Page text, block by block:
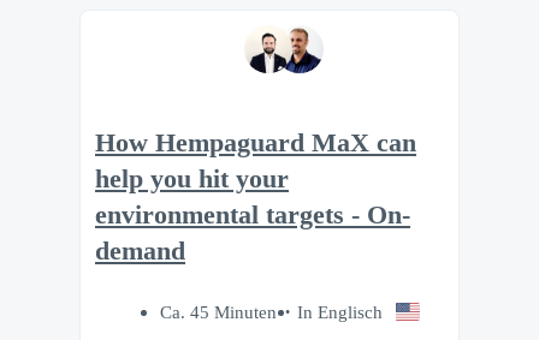
How Hempaguard MaX can
help you hit your
environmental targets - On-
demand
Ca. 45 Minuten In Englisch